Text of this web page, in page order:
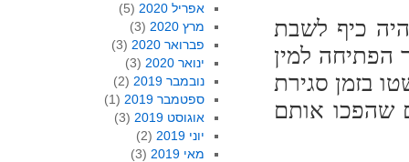
כיף לשבת
הפתיחה למין
בזמן סגירת
שהפכו אותם
אפריל 2020
(5)
מרץ 2020
(3)
פברואר 2020
(3)
ינואר 2020
(3)
נובמבר 2019
(2)
ספטמבר 2019
(1)
אוגוסט 2019
(3)
יוני 2019
(2)
מאי 2019
(3)